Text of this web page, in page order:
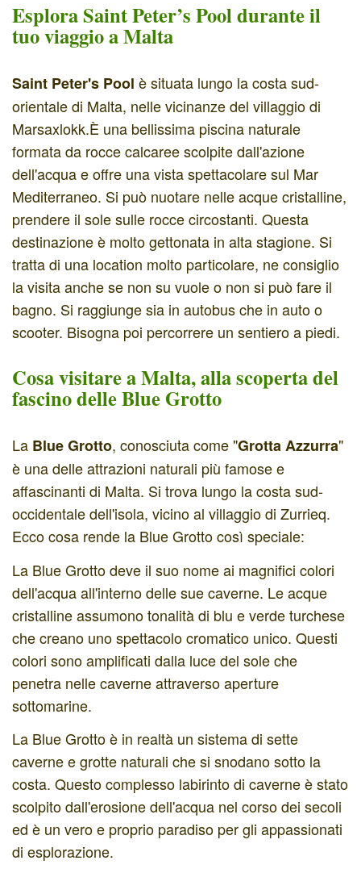
Esplora Saint Peter’s Pool durante il
tuo viaggio a Malta
Saint Peter's Pool è situata lungo la costa sud-
orientale di Malta, nelle vicinanze del villaggio di
Marsaxlokk.È una bellissima piscina naturale
formata da rocce calcaree scolpite dall'azione
dell'acqua e offre una vista spettacolare sul Mar
Mediterraneo. Si può nuotare nelle acque cristalline,
prendere il sole sulle rocce circostanti. Questa
destinazione è molto gettonata in alta stagione. Si
tratta di una location molto particolare, ne consiglio
la visita anche se non su vuole o non si può fare il
bagno. Si raggiunge sia in autobus che in auto o
scooter. Bisogna poi percorrere un sentiero a piedi.
Cosa visitare a Malta, alla scoperta del
fascino delle Blue Grotto
La Blue Grotto, conosciuta come "Grotta Azzurra"
è una delle attrazioni naturali più famose e
affascinanti di Malta. Si trova lungo la costa sud-
occidentale dell'isola, vicino al villaggio di Zurrieq.
Ecco cosa rende la Blue Grotto così speciale:
La Blue Grotto deve il suo nome ai magnifici colori
dell'acqua all'interno delle sue caverne. Le acque
cristalline assumono tonalità di blu e verde turchese
che creano uno spettacolo cromatico unico. Questi
colori sono amplificati dalla luce del sole che
penetra nelle caverne attraverso aperture
sottomarine.
La Blue Grotto è in realtà un sistema di sette
caverne e grotte naturali che si snodano sotto la
costa. Questo complesso labirinto di caverne è stato
scolpito dall'erosione dell'acqua nel corso dei secoli
ed è un vero e proprio paradiso per gli appassionati
di esplorazione.